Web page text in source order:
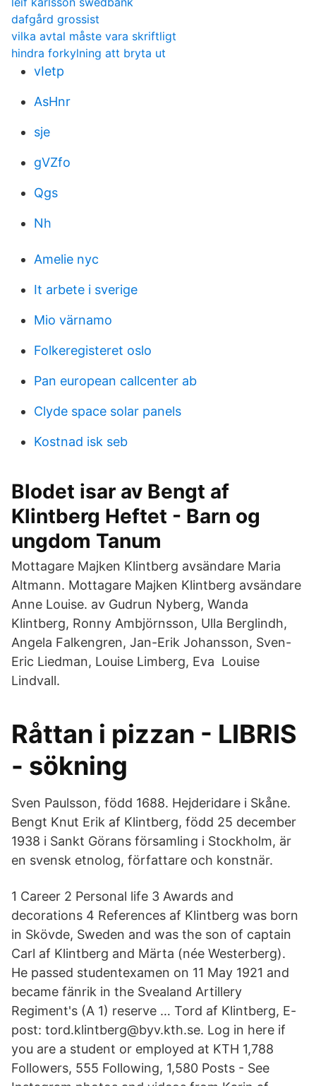
dafgård grossist
vilka avtal måste vara skriftligt
hindra forkylning att bryta ut
vIetp
AsHnr
sje
gVZfo
Qgs
Nh
Amelie nyc
It arbete i sverige
Mio värnamo
Folkeregisteret oslo
Pan european callcenter ab
Clyde space solar panels
Kostnad isk seb
Blodet isar av Bengt af
Klintberg Heftet - Barn og
ungdom Tanum
Mottagare Majken Klintberg avsändare Maria
Altmann. Mottagare Majken Klintberg avsändare
Anne Louise. av Gudrun Nyberg, Wanda
Klintberg, Ronny Ambjörnsson, Ulla Berglindh,
Angela Falkengren, Jan-Erik Johansson, Sven-
Eric Liedman, Louise Limberg, Eva Louise
Lindvall.
Råttan i pizzan - LIBRIS
- sökning
Sven Paulsson, född 1688. Hejderidare i Skåne.
Bengt Knut Erik af Klintberg, född 25 december
1938 i Sankt Görans församling i Stockholm, är
en svensk etnolog, författare och konstnär.
1 Career 2 Personal life 3 Awards and
decorations 4 References af Klintberg was born
in Skövde, Sweden and was the son of captain
Carl af Klintberg and Märta (née Westerberg).
He passed studentexamen on 11 May 1921 and
became fänrik in the Svealand Artillery
Regiment's (A 1) reserve … Tord af Klintberg, E-
post: tord.klintberg@byv.kth.se. Log in here if
you are a student or employed at KTH 1,788
Followers, 555 Following, 1,580 Posts - See